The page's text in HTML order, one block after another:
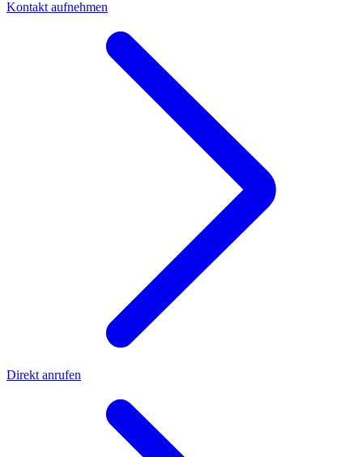
Kontakt aufnehmen
Direkt anrufen